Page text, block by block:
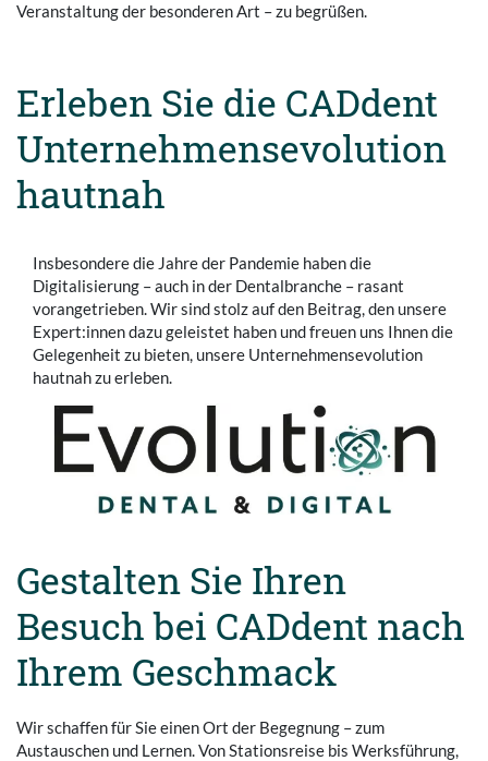
Veranstaltung der besonderen Art – zu begrüßen.
Erleben Sie die CADdent
Unternehmensevolution
hautnah
Insbesondere die Jahre der Pandemie haben die
Digitalisierung – auch in der Dentalbranche – rasant
vorangetrieben. Wir sind stolz auf den Beitrag, den unsere
Expert:innen dazu geleistet haben und freuen uns Ihnen die
Gelegenheit zu bieten, unsere Unternehmensevolution
hautnah zu erleben.
Gestalten Sie Ihren
Besuch bei CADdent nach
Ihrem Geschmack
Wir schaffen für Sie einen Ort der Begegnung – zum
Austauschen und Lernen. Von Stationsreise bis Werksführung,